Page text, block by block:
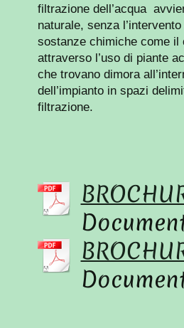
filtrazione dell’acqua
naturale, senza l’intervento
sostanze chimiche come il
attraverso l’uso di piante
che trovano dimora
dell’impianto in spazi
filtrazione.